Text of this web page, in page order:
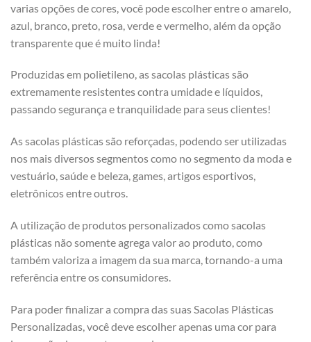
varias opções de cores, você pode escolher entre o amarelo,
azul, branco, preto, rosa, verde e vermelho, além da opção
transparente que é muito linda!
Produzidas em polietileno, as sacolas plásticas são
extremamente resistentes contra umidade e líquidos,
passando segurança e tranquilidade para seus clientes!
As sacolas plásticas são reforçadas, podendo ser utilizadas
nos mais diversos segmentos como no segmento da moda e
vestuário, saúde e beleza, games, artigos esportivos,
eletrônicos entre outros.
A utilização de produtos personalizados como sacolas
plásticas não somente agrega valor ao produto, como
também valoriza a imagem da sua marca, tornando-a uma
referência entre os consumidores.
Para poder finalizar a compra das suas Sacolas Plásticas
Personalizadas, você deve escolher apenas uma cor para